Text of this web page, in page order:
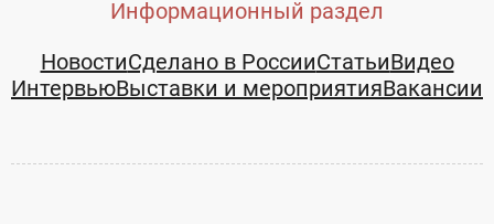
Информационный раздел
НовостиСделано в РоссииСтатьиВидео
ИнтервьюВыставки и мероприятияВакансии